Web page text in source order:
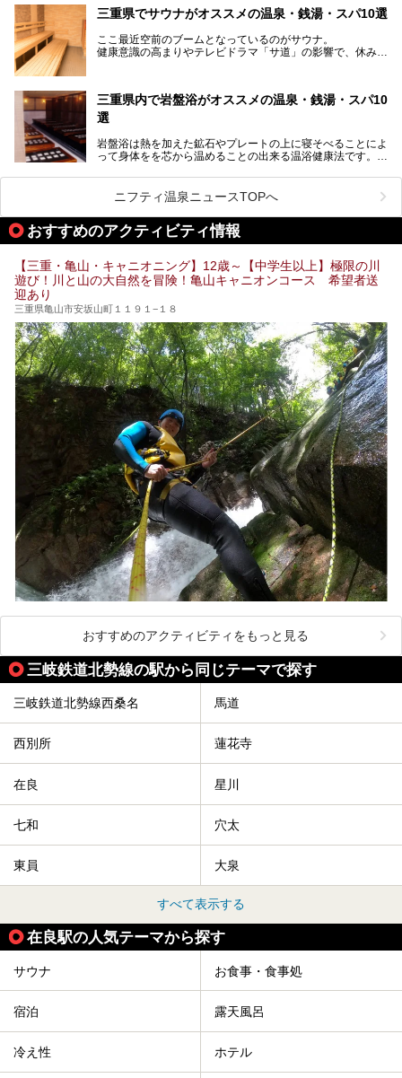
伊勢神宮を擁する伊勢志摩や、世界遺産に登録された熊野古
道をはじめ、鳥羽水族館、忍者の里・伊賀、鈴鹿サーキッ
ト、松坂牛に伊勢海老……と、観光＆グルメの宝庫です。
東からも西からも訪れやすい三重県には、ハイクオリティな
スーパー銭湯がたくさん！お風呂も食事もコスパもいい、お
三重県でサウナがオススメの温泉・銭湯・スパ10選
ここ最近空前のブームとなっているのがサウナ。
健康意識の高まりやテレビドラマ「サ道」の影響で、休みの
いサウナのある温泉や銭湯、スパをご紹介。
気軽に立ち寄れてリラックス効果の高いサウナで、日頃の疲
れをリフレッシュしませんか？
三重県内で岩盤浴がオススメの温泉・銭湯・スパ10
選
岩盤浴は熱を加えた鉱石やプレートの上に寝そべることによ
って身体をを芯から温めることの出来る温浴健康法です。じ
果だけではなく、代謝が高まり健康や美容にも良い影響が期
待できます。今回はそんな岩盤浴にこだわった、三重県内の
オススメ温泉・銭湯・スパ10ヶ所を紹介させていただきま
す。
ニフティ温泉ニュースTOPへ
おすすめのアクティビティ情報
【三重・亀山・キャニオニング】12歳～【中学生以上】極限の川
遊び！川と山の大自然を冒険！亀山キャニオンコース 希望者送
迎あり
三重県亀山市安坂山町１１９１−１８
おすすめのアクティビティをもっと見る
三岐鉄道北勢線の駅から同じテーマで探す
三岐鉄道北勢線西桑名 馬道
西別所 蓮花寺
在良 星川
七和 穴太
東員 大泉
すべて表示する
在良駅の人気テーマから探す
サウナ お食事・食事処
宿泊 露天風呂
冷え性 ホテル